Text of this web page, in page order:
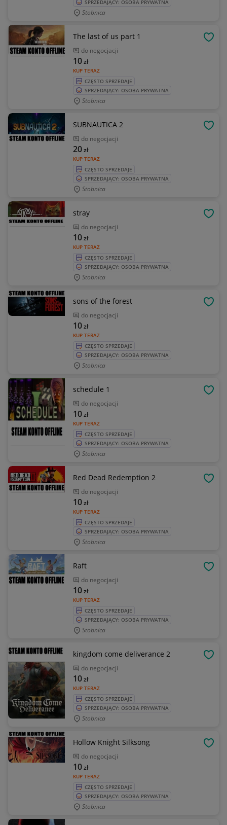
SPRZEDAJĄCY: OSOBA PRYWATNA
Stobnica
The last of us part 1
do negocjacji
KUP TERAZ
10zł
CZĘSTO SPRZEDAJE
SPRZEDAJĄCY: OSOBA PRYWATNA
Stobnica
SUBNAUTICA 2
do negocjacji
KUP TERAZ
20zł
CZĘSTO SPRZEDAJE
SPRZEDAJĄCY: OSOBA PRYWATNA
Stobnica
stray
do negocjacji
KUP TERAZ
10zł
CZĘSTO SPRZEDAJE
SPRZEDAJĄCY: OSOBA PRYWATNA
Stobnica
sons of the forest
do negocjacji
KUP TERAZ
10zł
CZĘSTO SPRZEDAJE
SPRZEDAJĄCY: OSOBA PRYWATNA
Stobnica
schedule 1
do negocjacji
KUP TERAZ
10zł
CZĘSTO SPRZEDAJE
SPRZEDAJĄCY: OSOBA PRYWATNA
Stobnica
Red Dead Redemption 2
do negocjacji
KUP TERAZ
10zł
CZĘSTO SPRZEDAJE
SPRZEDAJĄCY: OSOBA PRYWATNA
Stobnica
Raft
do negocjacji
KUP TERAZ
10zł
CZĘSTO SPRZEDAJE
SPRZEDAJĄCY: OSOBA PRYWATNA
Stobnica
kingdom come deliverance 2
do negocjacji
KUP TERAZ
10zł
CZĘSTO SPRZEDAJE
SPRZEDAJĄCY: OSOBA PRYWATNA
Stobnica
Hollow Knight Silksong
do negocjacji
KUP TERAZ
10zł
CZĘSTO SPRZEDAJE
SPRZEDAJĄCY: OSOBA PRYWATNA
Stobnica